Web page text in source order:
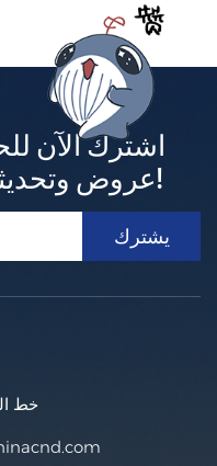
اشترك الآن
عروض وتحديثات حصرية!
خط